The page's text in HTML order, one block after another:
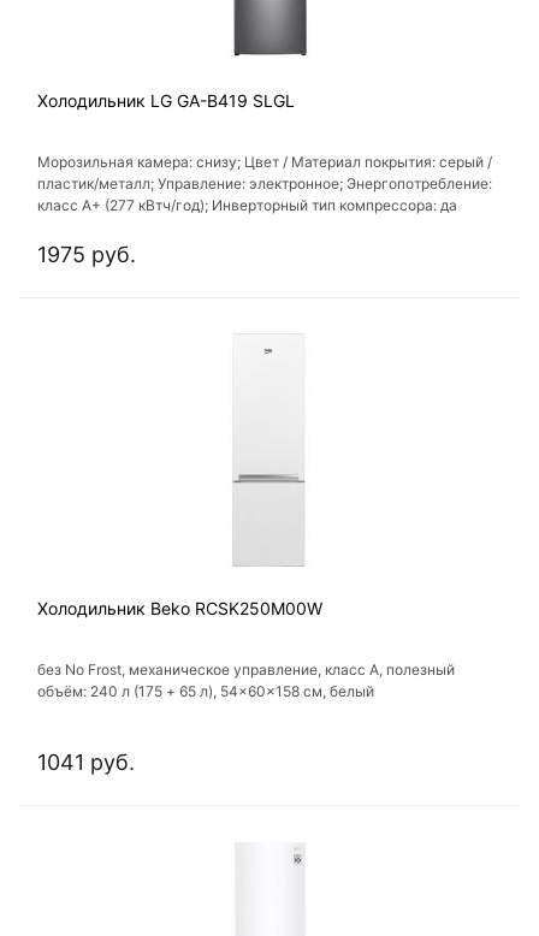
Холодильник LG GA-B419 SLGL
Морозильная камера: снизу; Цвет / Материал покрытия: серый /
пластик/металл; Управление: электронное; Энергопотребление:
класс A+ (277 кВтч/год); Инверторный тип компрессора: да
1975 руб.
Холодильник Beko RCSK250M00W
без No Frost, механическое управление, класс A, полезный
объём: 240 л (175 + 65 л), 54x60x158 см, белый
1041 руб.